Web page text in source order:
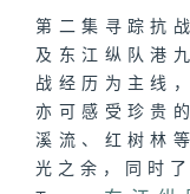
第二集寻踪抗
及东江纵队港
战经历为主线
亦可感受珍贵
溪流、红树林
光之余，同时